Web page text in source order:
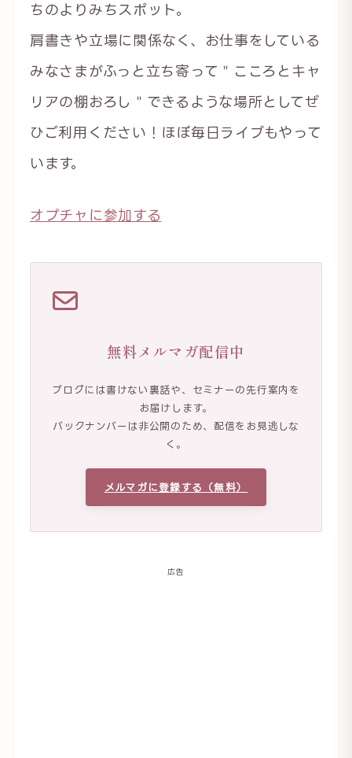
ちのよりみちスポット。
肩書きや立場に関係なく、お仕事をしている
みなさまがふっと立ち寄って＂こころとキャ
リアの棚おろし＂できるような場所としてぜ
ひご利用ください！ほぼ毎日ライブもやって
います。
オプチャに参加する
無料メルマガ配信中
ブログには書けない裏話や、セミナーの先行案内を
お届けします。
バックナンバーは非公開のため、配信をお見逃しな
く。
メルマガに登録する（無料）
広告